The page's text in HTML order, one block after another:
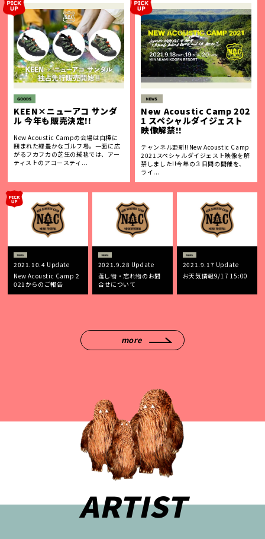
KEEN×ニューアコ サンダ
ル 今年も販売決定!!
New Acoustic Campの会場は白樺に
囲まれた緑豊かなゴルフ場。一面に広
がるフカフカの芝生の絨毯では、アー
ティストのアコースティ...
New Acoustic Camp 202
1 スペシャルダイジェスト
映像解禁!!
チャンネル更新!!New Acoustic Camp
2021スペシャルダイジェスト映像を解
禁しました!!今年の３日間の開催を、
ライ...
2021.10.4 Update
New Acoustic Camp 2
021からのご報告
2021.9.28 Update
落し物・忘れ物のお問
合せについて
2021.9.17 Update
お天気情報9/17 15:00
more
ARTIST